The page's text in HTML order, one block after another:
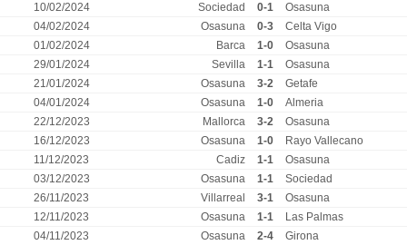
10/02/2024
Sociedad 0-1
Osasuna
04/02/2024
Osasuna 0-3
Celta Vigo
01/02/2024
Barca 1-0
Osasuna
29/01/2024
Sevilla 1-1
Osasuna
21/01/2024
Osasuna 3-2
Getafe
04/01/2024
Osasuna 1-0
Almeria
22/12/2023
Mallorca 3-2
Osasuna
16/12/2023
Osasuna 1-0
Rayo Vallecano
11/12/2023
Cadiz 1-1
Osasuna
03/12/2023
Osasuna 1-1
Sociedad
26/11/2023
Villarreal 3-1
Osasuna
12/11/2023
Osasuna 1-1
Las Palmas
04/11/2023
Osasuna 2-4
Girona